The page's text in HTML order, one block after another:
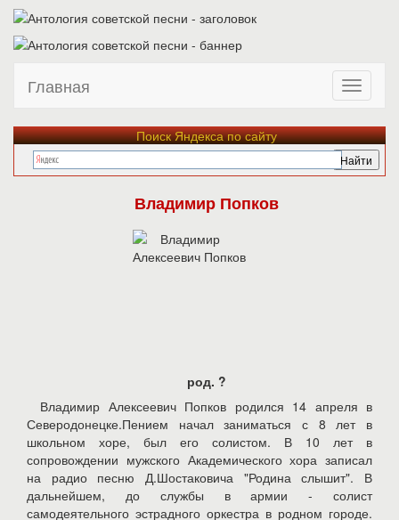
Главная
Поиск Яндекса по сайту
Владимир Попков
род. ?
Владимир Алексеевич Попков родился 14 апреля в
Северодонецке.Пением начал заниматься с 8 лет в
школьном хоре, был его солистом. В 10 лет в
сопровождении мужского Академического хора записал
на радио песню Д.Шостаковича "Родина слышит". В
дальнейшем, до службы в армии - солист
самодеятельного эстрадного оркестра в родном городе.